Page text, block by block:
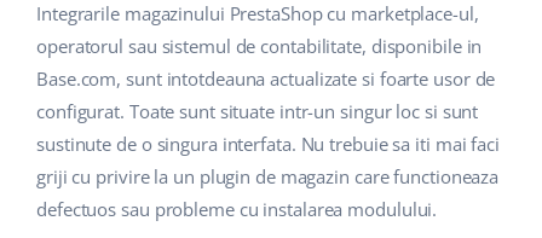
Integrarile magazinului PrestaShop cu marketplace-ul,
operatorul sau sistemul de contabilitate, disponibile in
Base.com, sunt intotdeauna actualizate si foarte usor de
configurat. Toate sunt situate intr-un singur loc si sunt
sustinute de o singura interfata. Nu trebuie sa iti mai faci
griji cu privire la un plugin de magazin care functioneaza
defectuos sau probleme cu instalarea modulului.